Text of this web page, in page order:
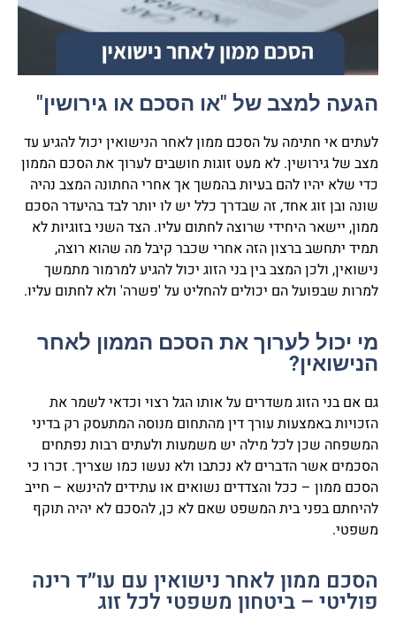
הגעה למצב של "או הסכם או גירושין"
לעתים אי חתימה על הסכם ממון לאחר הנישואין יכול להגיע עד
מצב של גירושין. לא מעט זוגות חושבים לערוך את הסכם הממון
כדי שלא יהיו להם בעיות בהמשך אך אחרי החתונה המצב נהיה
שונה ובן זוג אחד, זה שבדרך כלל יש לו יותר לבד בהיעדר הסכם
ממון, יישאר היחידי שרוצה לחתום עליו. הצד השני בזוגיות לא
תמיד יתחשב ברצון הזה אחרי שכבר קיבל מה שהוא רוצה,
נישואין, ולכן המצב בין בני הזוג יכול להגיע למרמור מתמשך
למרות שבפועל הם יכולים להחליט על 'פשרה' ולא לחתום עליו.
מי יכול לערוך את הסכם הממון לאחר
הנישואין?
גם אם בני הזוג משדרים על אותו הגל רצוי וכדאי לשמר את
הזכויות באמצעות עורך דין מהתחום מנוסה המתעסק רק בדיני
המשפחה שכן לכל מילה יש משמעות ולעתים רבות נפתחים
הסכמים אשר הדברים לא נכתבו ולא נעשו כמו שצריך. זכרו כי
הסכם ממון – ככל והצדדים נשואים או עתידים להינשא – חייב
להיחתם בפני בית המשפט שאם לא כן, להסכם לא יהיה תוקף
משפטי.
הסכם ממון לאחר נישואין עם עו״ד רינה
פוליטי – ביטחון משפטי לכל זוג